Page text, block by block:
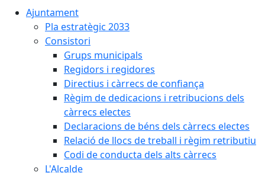
Ajuntament
Pla estratègic 2033
Consistori
Grups municipals
Regidors i regidores
Directius i càrrecs de confiança
Règim de dedicacions i retribucions dels
càrrecs electes
Declaracions de béns dels càrrecs electes
Relació de llocs de treball i règim retributiu
Codi de conducta dels alts càrrecs
L'Alcalde